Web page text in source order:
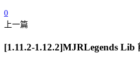
0
上一篇
[1.11.2-1.12.2]MJRLegends Lib